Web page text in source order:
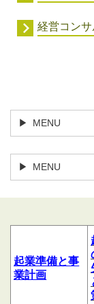
経営コン
MENU
MENU
起業準備と事
業計画